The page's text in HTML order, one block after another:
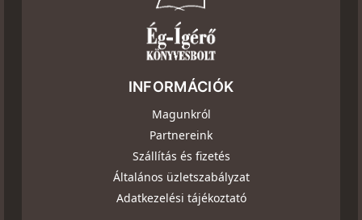
INFORMÁCIÓK
Magunkról
Partnereink
Szállítás és fizetés
Általános üzletszabályzat
Adatkezelési tájékoztató